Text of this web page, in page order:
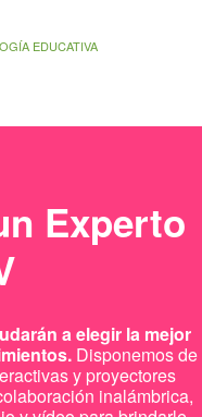
EDUCATIVA
Experto
a elegir la mejor
Disponemos de
y proyectores
inalámbrica,